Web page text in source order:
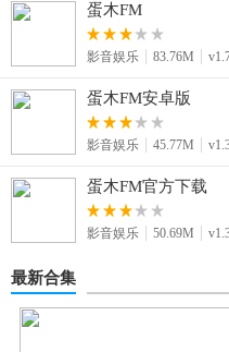
蛋木FM
影音娱乐 83.76M
蛋木FM安卓版
影音娱乐 45.77M
蛋木FM官方下载
影音娱乐 50.69M
最新合集